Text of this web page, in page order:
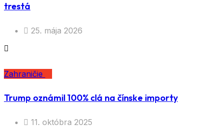
trestá
25. mája 2026
Zahraničie
Trump oznámil 100% clá na čínske importy
11. októbra 2025